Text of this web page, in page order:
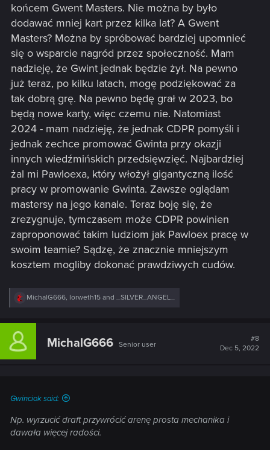
końcem Gwent Masters. Nie można by było
dodawać mniej kart przez kilka lat? A Gwent
Masters? Można by spróbować bardziej upomnieć
się o wsparcie nagród przez społeczność. Mam
nadzieję, że Gwint jednak będzie żył. Na pewno
już teraz, po kilku latach, mogę podziękować za
tak dobrą grę. Na pewno będę grał w 2023, bo
będą nowe karty, więc czemu nie. Natomiast
2024 - mam nadzieję, że jednak CDPR pomyśli i
jednak zechce promować Gwinta przy okazji
innych wiedźmińskich przedsięwzięć. Najbardziej
żal mi Pawloexa, który włożył gigantyczną ilość
pracy w promowanie Gwinta. Zawsze oglądam
mastersy na jego kanale. Teraz boję się, że
zrezygnuje, tymczasem może CDPR powinien
zaproponować takim ludziom jak Pawloex pracę w
swoim teamie? Sądzę, że znacznie mniejszym
kosztem mogliby dokonać prawdziwych cudów.
R
c
i
MichalG666, Iorweth15 and _SILVER_ANGEL_
MichalG666 Senior user
#8
Dec 5, 2022
Gwinciok said:
Np. wyrzucić draft przywrócić arenę prosta mechanika i
dawała więcej radości.